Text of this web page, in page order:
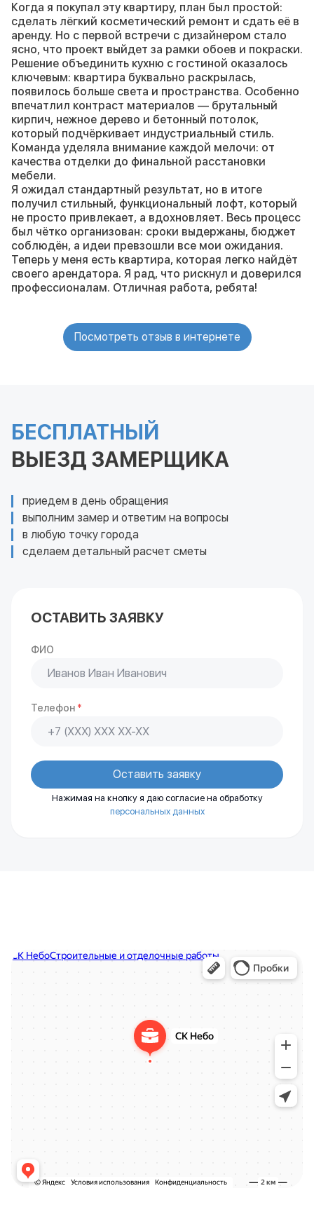
Когда я покупал эту квартиру, план был простой:
сделать лёгкий косметический ремонт и сдать её в
аренду. Но с первой встречи с дизайнером стало
ясно, что проект выйдет за рамки обоев и покраски.
Решение объединить кухню с гостиной оказалось
ключевым: квартира буквально раскрылась,
появилось больше света и пространства. Особенно
впечатлил контраст материалов — брутальный
кирпич, нежное дерево и бетонный потолок,
который подчёркивает индустриальный стиль.
Команда уделяла внимание каждой мелочи: от
качества отделки до финальной расстановки
мебели.
Я ожидал стандартный результат, но в итоге
получил стильный, функциональный лофт, который
не просто привлекает, а вдохновляет. Весь процесс
был чётко организован: сроки выдержаны, бюджет
соблюдён, а идеи превзошли все мои ожидания.
Теперь у меня есть квартира, которая легко найдёт
своего арендатора. Я рад, что рискнул и доверился
профессионалам. Отличная работа, ребята!
Посмотреть отзыв в интернете
БЕСПЛАТНЫЙ
ВЫЕЗД ЗАМЕРЩИКА
приедем в день обращения
выполним замер и ответим на вопросы
в любую точку города
сделаем детальный расчет сметы
ОСТАВИТЬ ЗАЯВКУ
ФИО
Телефон *
Оставить заявку
Нажимая на кнопку я даю согласие на обработку
персональных данных